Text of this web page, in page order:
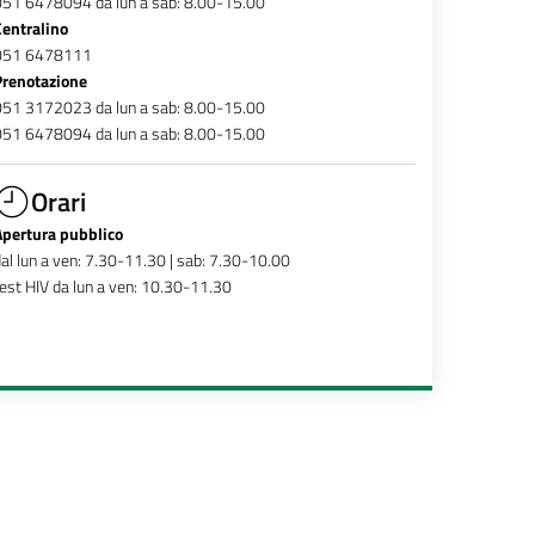
6478111
3172023 da lun a sab: 8.00-15.00
6478094 da lun a sab: 8.00-15.00
Orari
pubblico
lun a ven: 7.30-11.30 | sab: 7.30-10.00
HIV da lun a ven: 10.30-11.30